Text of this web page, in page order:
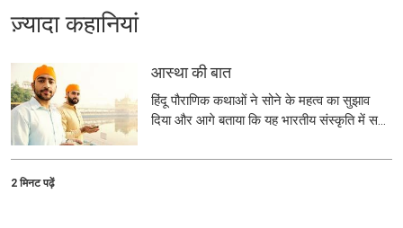
ज़्यादा कहानियां
आस्था की बात
हिंदू पौराणिक कथाओं ने सोने के महत्व का सुझाव
दिया और आगे बताया कि यह भारतीय संस्कृति में सभी
2 मिनट पढ़ें